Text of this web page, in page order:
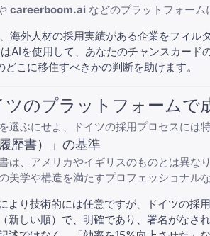
careerboom.ai などのプラットフォー
海外人材の採用実績がある企業をフィル
はAIを使用して、あなたのチャンスカー
どこに移住すべきかの判断を助けます。
のプラットフォームで
選ぶにせよ、ドイツの採用プロセスに
歴書）」の基準
は、アメリカやイギリスのものとは異
美学や構造を満たすプロフェッショナ
より技術的には任意ですが、ドイツの
新しい順）で、明確であり、署名がなさ